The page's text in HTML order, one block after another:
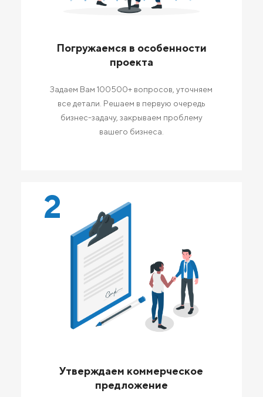
Погружаемся в особенности
проекта
Задаем Вам 100500+ вопросов, уточняем
все детали. Решаем в первую очередь
бизнес-задачу, закрываем проблему
вашего бизнеса.
2
Утверждаем коммерческое
предложение